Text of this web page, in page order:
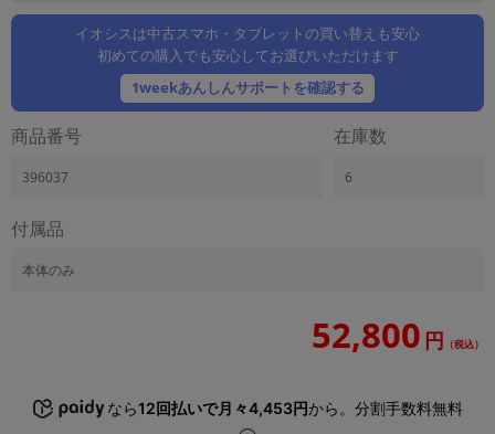
イオシスは中古スマホ・タブレットの買い替えも安心
初めての購入でも安心してお選びいただけます
1weekあんしんサポートを確認する
商品番号
396037
在庫数
6
付属品
本体のみ
52,800 円 （税込）
なら12回払いで月々4,453円から。分割手数料無料
シリーズ
商品シリーズ名・ブランド名の絞り込み。
「iPhone」「Xperia」「Galaxy」など
メーカー
製造、販売メーカーの絞り込み
商品の搭載機能による絞り込み
「5G対応」「防水」「ワンセグ」など
ドライブ
CPU